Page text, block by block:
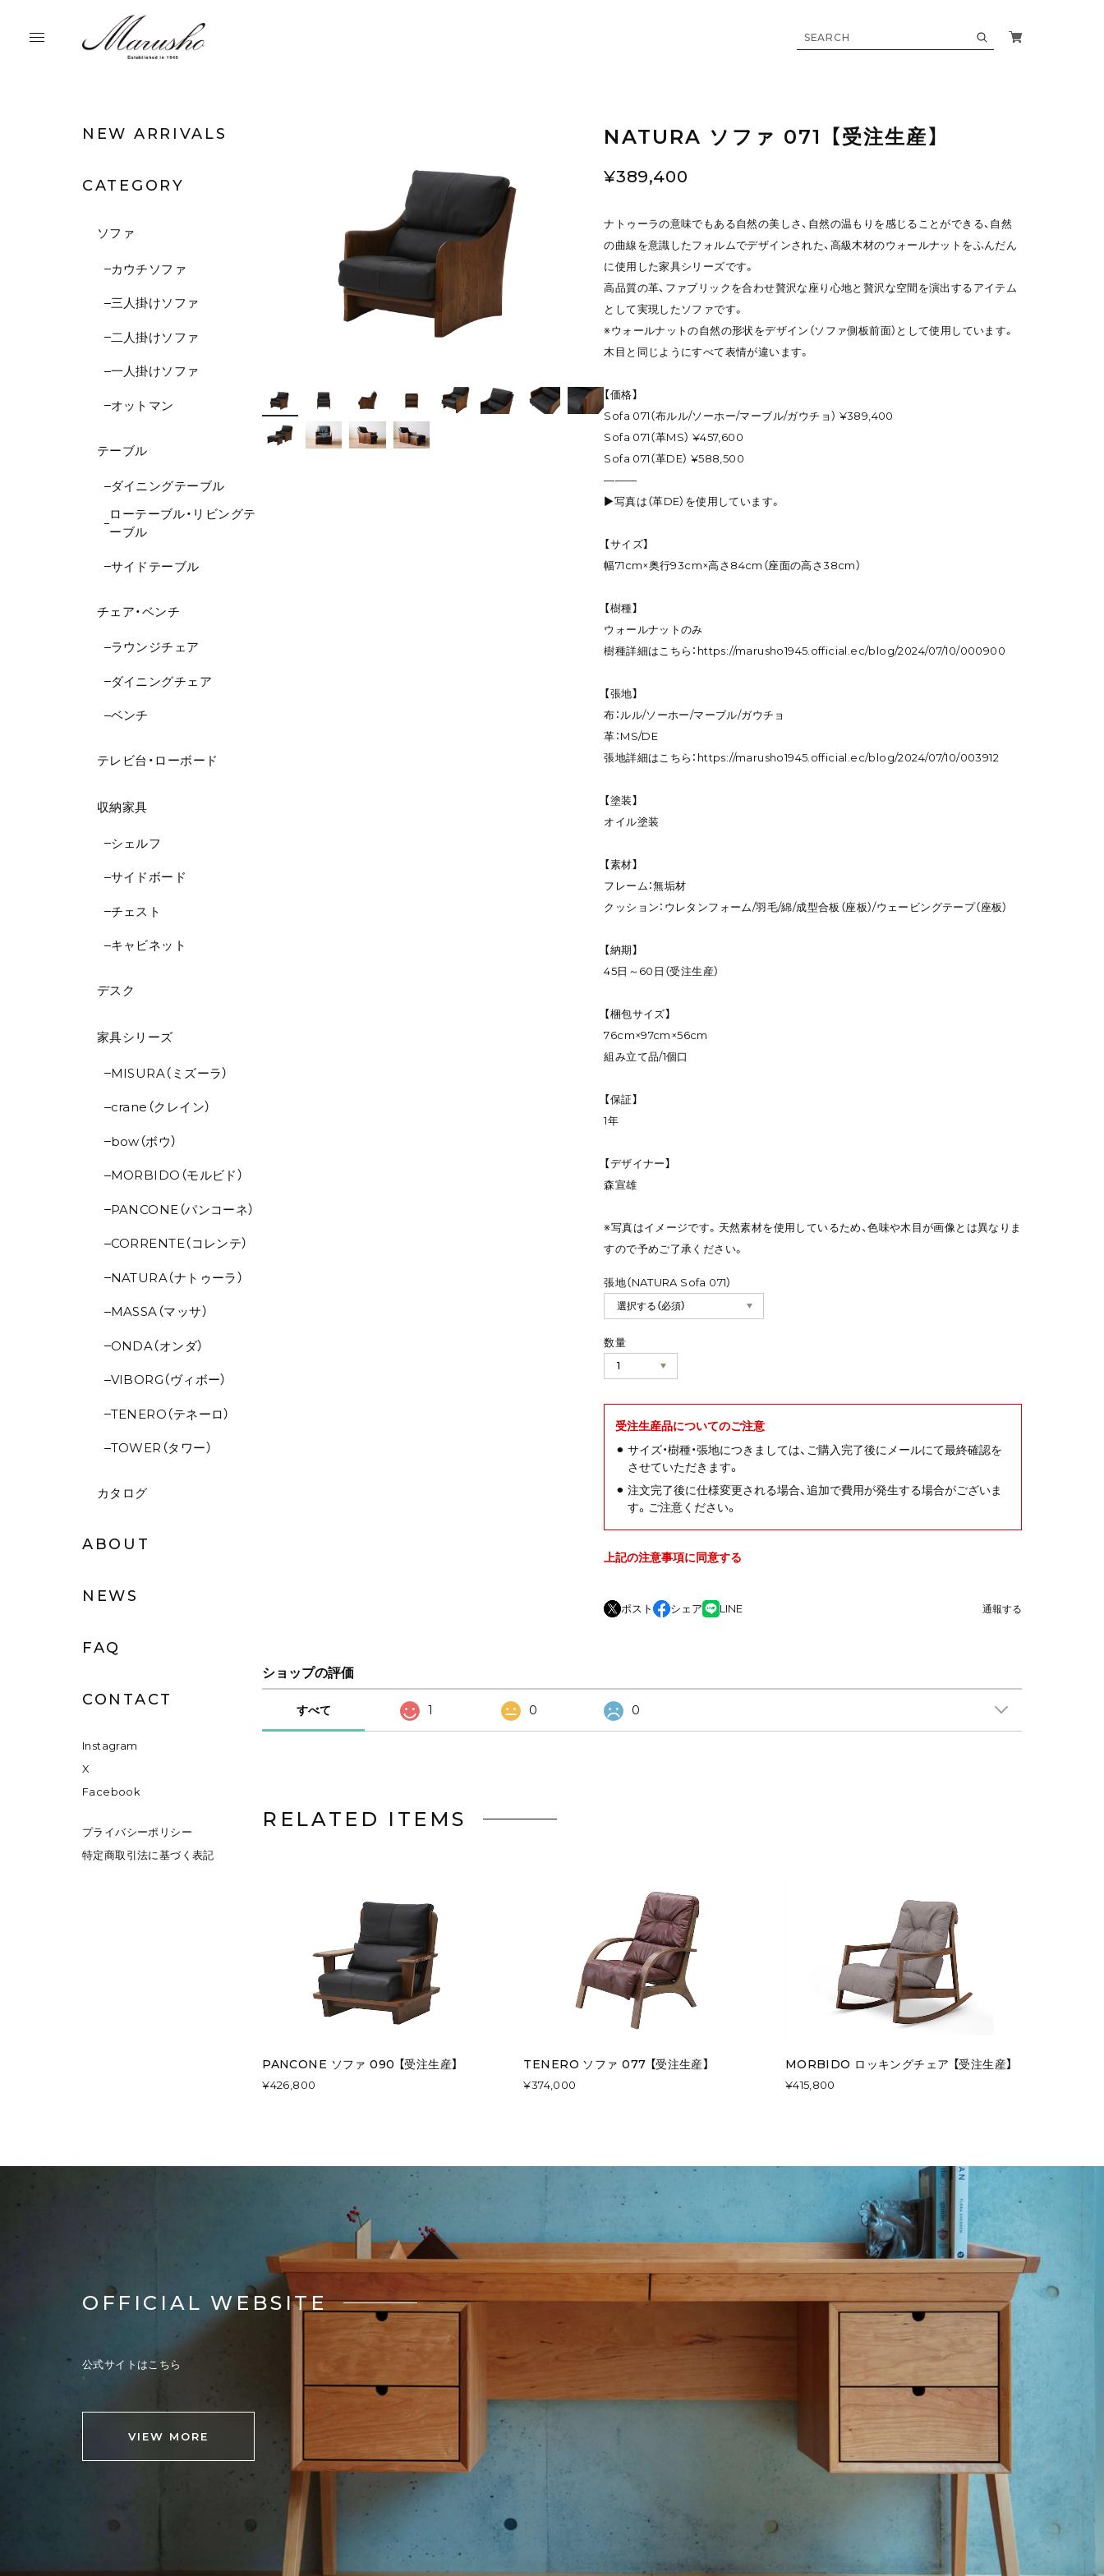
NEW ARRIVALS
CATEGORY
ソファ
カウチソファ
三人掛けソファ
二人掛けソファ
一人掛けソファ
オットマン
テーブル
ダイニングテーブル
ローテーブル・リビングテ
ーブル
サイドテーブル
チェア・ベンチ
ラウンジチェア
ダイニングチェア
ベンチ
テレビ台・ローボード
収納家具
シェルフ
サイドボード
チェスト
キャビネット
デスク
家具シリーズ
MISURA（ミズーラ）
crane（クレイン）
bow（ボウ）
MORBIDO（モルビド）
PANCONE（パンコーネ）
CORRENTE（コレンテ）
NATURA（ナトゥーラ）
MASSA（マッサ）
ONDA（オンダ）
VIBORG（ヴィボー）
TENERO（テネーロ）
TOWER（タワー）
カタログ
ABOUT
NEWS
FAQ
CONTACT
Instagram
X
Facebook
プライバシーポリシー
特定商取引法に基づく表記
NATURA ソファ 071 【受注生産】
¥389,400
ナトゥーラの意味でもある自然の美しさ、自然の温もりを感じることができる、自然
の曲線を意識したフォルムでデザインされた、高級木材のウォールナットをふんだん
に使用した家具シリーズです。
高品質の革、ファブリックを合わせ贅沢な座り心地と贅沢な空間を演出するアイテム
として実現したソファです。
※ウォールナットの自然の形状をデザイン（ソファ側板前面）として使用しています。
木目と同じようにすべて表情が違います。
【価格】
Sofa 071（布ルル/ソーホー/マーブル/ガウチョ） ¥389,400
Sofa 071（革MS） ¥457,600
Sofa 071（革DE） ¥588,500
———
▶写真は（革DE）を使用しています。
【サイズ】
幅71cm×奥行93cm×高さ84cm（座面の高さ38cm）
【樹種】
ウォールナットのみ
樹種詳細はこちら： https://marusho1945.official.ec/blog/2024/07/10/000900
【張地】
布：ルル/ソーホー/マーブル/ガウチョ
革：MS/DE
張地詳細はこちら： https://marusho1945.official.ec/blog/2024/07/10/003912
【塗装】
オイル塗装
【素材】
フレーム：無垢材
クッション：ウレタンフォーム/羽毛/綿/成型合板（座板）/ウェービングテープ（座板）
【納期】
45日～60日（受注生産）
【梱包サイズ】
76cm×97cm×56cm
組み立て品/1個口
【保証】
1年
【デザイナー】
森宣雄
※写真はイメージです。天然素材を使用しているため、色味や木目が画像とは異なりま
すので予めご了承ください。
張地（NATURA Sofa 071）
数量
受注生産品についてのご注意
サイズ・樹種・張地につきましては、ご購入完了後にメールにて最終確認を
させていただきます。
注文完了後に仕様変更される場合、追加で費用が発生する場合がございま
す。ご注意ください。
上記の注意事項に同意する
ポスト シェア LINE 通報する
ショップの評価
すべて 1 0 0
RELATED ITEMS
PANCONE ソファ 090 【受注生産】
¥426,800
TENERO ソファ 077 【受注生産】
¥374,000
MORBIDO ロッキングチェア 【受注生産】
¥415,800
OFFICIAL WEBSITE
公式サイトはこちら
VIEW MORE